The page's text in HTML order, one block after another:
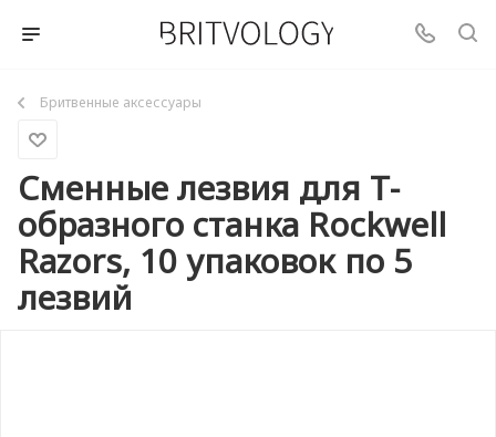
Бритвенные аксессуары
Сменные лезвия для Т-
образного станка Rockwell
Razors, 10 упаковок по 5
лезвий